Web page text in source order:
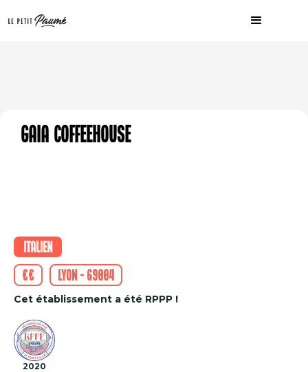
Gaia CoffeeHouse
Italien
€€
Lyon - 69004
Cet établissement a été RPPP !
2020